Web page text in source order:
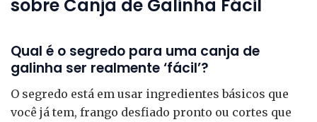
sobre Canja de Galinha Fácil
Qual é o segredo para uma canja de
galinha ser realmente ‘fácil’?
O segredo está em usar ingredientes básicos que
você já tem, frango desfiado pronto ou cortes que